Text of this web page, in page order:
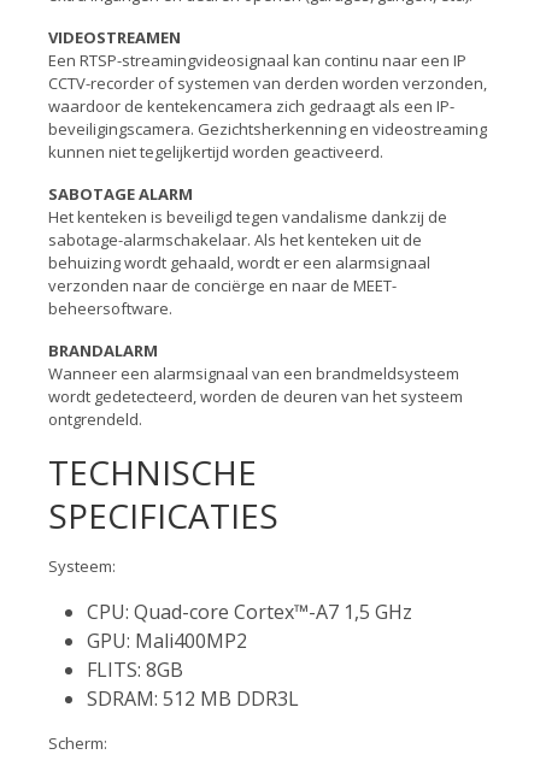
VIDEOSTREAMEN
Een RTSP-streamingvideosignaal kan continu naar een IP
CCTV-recorder of systemen van derden worden verzonden,
waardoor de kentekencamera zich gedraagt als een IP-
beveiligingscamera. Gezichtsherkenning en videostreaming
kunnen niet tegelijkertijd worden geactiveerd.
SABOTAGE ALARM
Het kenteken is beveiligd tegen vandalisme dankzij de
sabotage-alarmschakelaar. Als het kenteken uit de
behuizing wordt gehaald, wordt er een alarmsignaal
verzonden naar de conciërge en naar de MEET-
beheersoftware.
BRANDALARM
Wanneer een alarmsignaal van een brandmeldsysteem
wordt gedetecteerd, worden de deuren van het systeem
ontgrendeld.
TECHNISCHE
SPECIFICATIES
Systeem:
CPU: Quad-core Cortex™-A7 1,5 GHz
GPU: Mali400MP2
FLITS: 8GB
SDRAM: 512 MB DDR3L
Scherm: